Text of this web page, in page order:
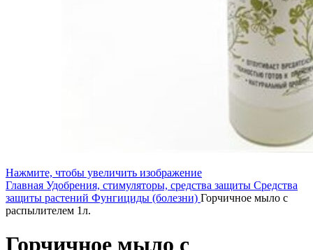
Нажмите, чтобы увеличить изображение
Главная Удобрения, стимуляторы, средства защиты Средства
защиты растений Фунгициды (болезни) Горчичное мыло с
распылителем 1л.
Горчичное мыло с